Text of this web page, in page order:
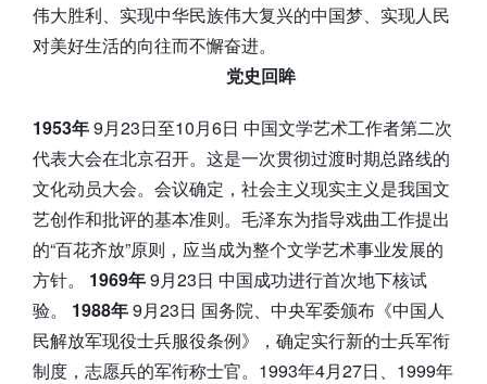
伟大胜利、实现中华民族伟大复兴的中国梦、实现人民
对美好生活的向往而不懈奋进。
党史回眸
1953年9月23日至10月6日 中国文学艺术工作者第二次
代表大会在北京召开。这是一次贯彻过渡时期总路线的
文化动员大会。会议确定，社会主义现实主义是我国文
艺创作和批评的基本准则。毛泽东为指导戏曲工作提出
的“百花齐放”原则，应当成为整个文学艺术事业发展的
方针。 1969年9月23日 中国成功进行首次地下核试
验。 1988年9月23日 国务院、中央军委颁布《中国人
民解放军现役士兵服役条例》，确定实行新的士兵军衔
制度，志愿兵的军衔称士官。1993年4月27日、1999年